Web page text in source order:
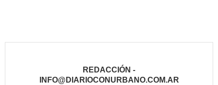
REDACCIÓN -
INFO@DIARIOCONURBANO.COM.AR